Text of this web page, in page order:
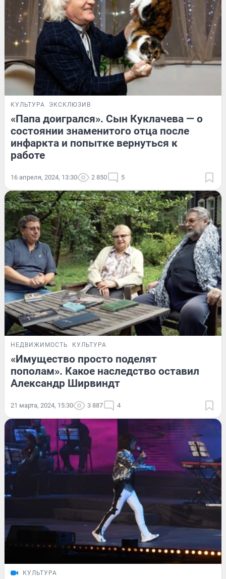
КУЛЬТУРА ЭКСКЛЮЗИВ
«Папа доигрался». Сын Куклачева — о
состоянии знаменитого отца после
инфаркта и попытке вернуться к
работе
16 апреля, 2024, 13:30 2 850 5
НЕДВИЖИМОСТЬ КУЛЬТУРА
«Имущество просто поделят
пополам». Какое наследство оставил
Александр Ширвиндт
21 марта, 2024, 15:30 3 887 4
КУЛЬТУРА